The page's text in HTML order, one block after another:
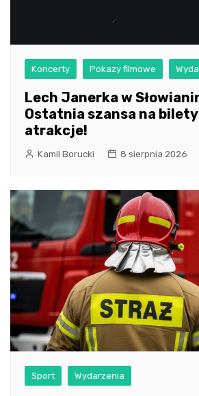
Koncerty Pokazy filmowe
Lech Janerka w
Ostatnia szansa na
atrakcje!
Kamil Borucki 8 sierpnia 2026
Sport Wydarzenia